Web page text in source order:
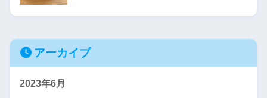
アーカイブ
2023年6月